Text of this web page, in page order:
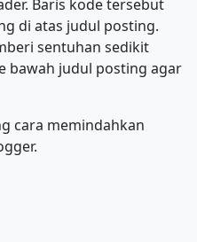
Baris kode tersebut
di atas judul posting.
sentuhan sedikit
bawah judul posting agar
cara memindahkan